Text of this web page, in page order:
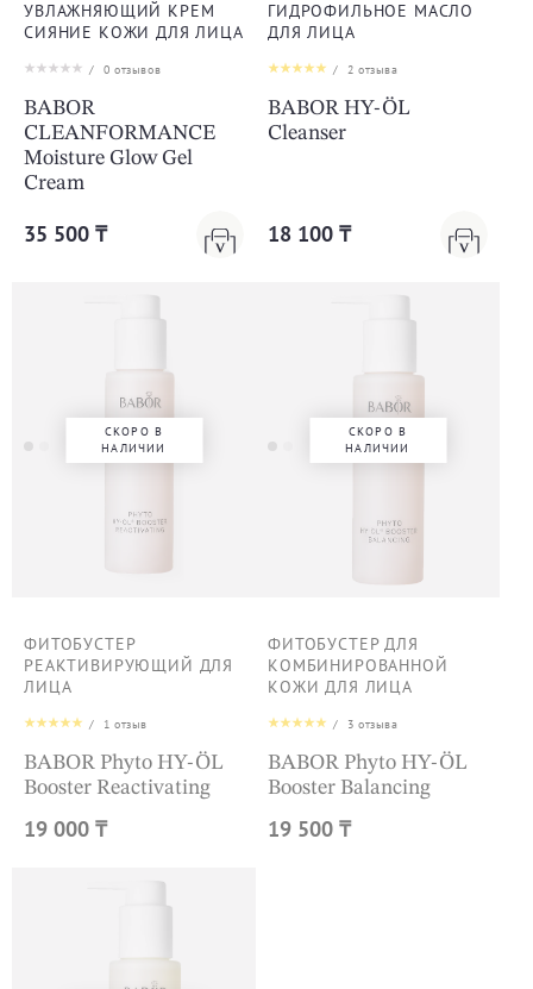
УВЛАЖНЯЮЩИЙ КРЕМ
СИЯНИЕ КОЖИ ДЛЯ ЛИЦА
/ 0 отзывов
BABOR
CLEANFORMANCE
Moisture Glow Gel
Cream
35 500 ₸
ГИДРОФИЛЬНОЕ МАСЛО
ДЛЯ ЛИЦА
/ 2 отзыва
BABOR HY-ÖL
Cleanser
18 100 ₸
СКОРО В
НАЛИЧИИ
ФИТОБУСТЕР
РЕАКТИВИРУЮЩИЙ ДЛЯ
ЛИЦА
/ 1 отзыв
BABOR Phyto HY-ÖL
Booster Reactivating
19 000 ₸
СКОРО В
НАЛИЧИИ
ФИТОБУСТЕР ДЛЯ
КОМБИНИРОВАННОЙ
КОЖИ ДЛЯ ЛИЦА
/ 3 отзыва
BABOR Phyto HY-ÖL
Booster Balancing
19 500 ₸